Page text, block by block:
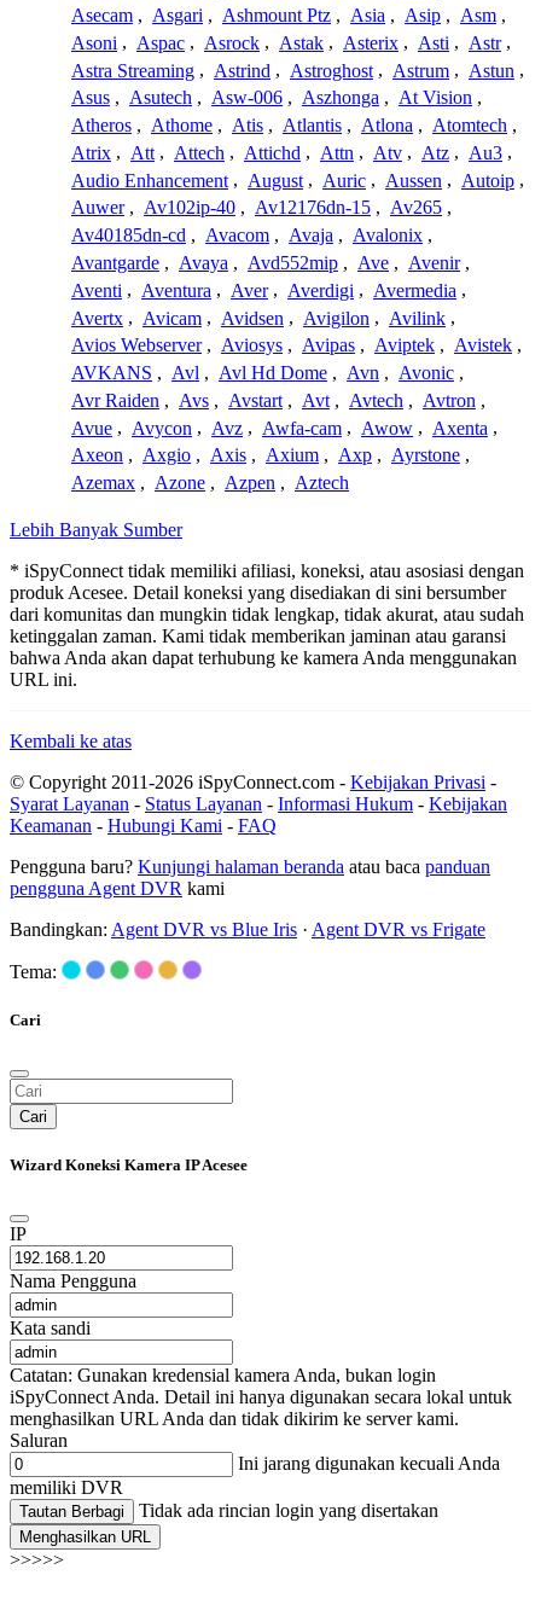
Asecam , Asgari , Ashmount Ptz , Asia , Asip , Asm ,
Asoni , Aspac , Asrock , Astak , Asterix , Asti , Astr ,
Astra Streaming , Astrind , Astroghost , Astrum , Astun ,
Asus , Asutech , Asw-006 , Aszhonga , At Vision ,
Atheros , Athome , Atis , Atlantis , Atlona , Atomtech ,
Atrix , Att , Attech , Attichd , Attn , Atv , Atz , Au3 ,
Audio Enhancement , August , Auric , Aussen , Autoip ,
Auwer , Av102ip-40 , Av12176dn-15 , Av265 ,
Av40185dn-cd , Avacom , Avaja , Avalonix ,
Avantgarde , Avaya , Avd552mip , Ave , Avenir ,
Aventi , Aventura , Aver , Averdigi , Avermedia ,
Avertx , Avicam , Avidsen , Avigilon , Avilink ,
Avios Webserver , Aviosys , Avipas , Aviptek , Avistek ,
AVKANS , Avl , Avl Hd Dome , Avn , Avonic ,
Avr Raiden , Avs , Avstart , Avt , Avtech , Avtron ,
Avue , Avycon , Avz , Awfa-cam , Awow , Axenta ,
Axeon , Axgio , Axis , Axium , Axp , Ayrstone ,
Azemax , Azone , Azpen , Aztech
Lebih Banyak Sumber
* iSpyConnect tidak memiliki afiliasi, koneksi, atau asosiasi dengan
produk Acesee. Detail koneksi yang disediakan di sini bersumber
dari komunitas dan mungkin tidak lengkap, tidak akurat, atau sudah
ketinggalan zaman. Kami tidak memberikan jaminan atau garansi
bahwa Anda akan dapat terhubung ke kamera Anda menggunakan
URL ini.
Kembali ke atas
© Copyright 2011-2026 iSpyConnect.com - Kebijakan Privasi -
Syarat Layanan - Status Layanan - Informasi Hukum - Kebijakan
Keamanan - Hubungi Kami - FAQ
Pengguna baru? Kunjungi halaman beranda atau baca panduan
pengguna Agent DVR kami
Bandingkan: Agent DVR vs Blue Iris · Agent DVR vs Frigate
Tema:
Cari
Cari
Wizard Koneksi Kamera IP Acesee
IP
Nama Pengguna
Kata sandi
Catatan: Gunakan kredensial kamera Anda, bukan login
iSpyConnect Anda. Detail ini hanya digunakan secara lokal untuk
menghasilkan URL Anda dan tidak dikirim ke server kami.
Saluran
Ini jarang digunakan kecuali Anda
memiliki DVR
Tautan Berbagi Tidak ada rincian login yang disertakan
Menghasilkan URL
>>>>>